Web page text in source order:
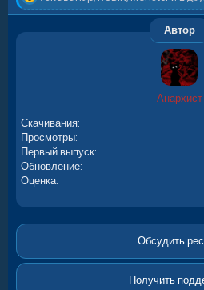
е
к
Автор
Анархист
Скачивания
Просмотры
Первый выпуск
Обновление
Оценка
Обсудить
Получить